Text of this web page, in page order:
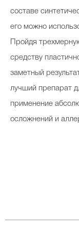
составе
его можно
Пройдя
средству
заметный
лучший препарат
применение
осложнений и